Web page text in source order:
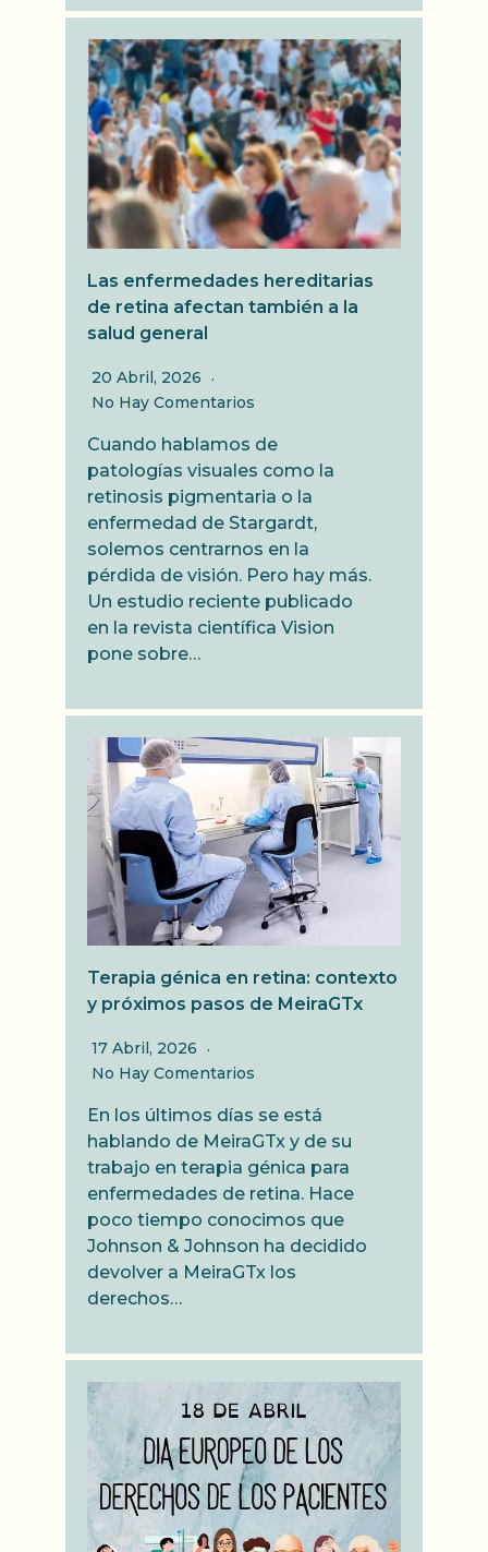
Las enfermedades hereditarias
de retina afectan también a la
salud general
20 Abril, 2026
No Hay Comentarios
Cuando hablamos de
patologías visuales como la
retinosis pigmentaria o la
enfermedad de Stargardt,
solemos centrarnos en la
pérdida de visión. Pero hay más.
Un estudio reciente publicado
en la revista científica Vision
pone sobre…
Terapia génica en retina: contexto
y próximos pasos de MeiraGTx
17 Abril, 2026
No Hay Comentarios
En los últimos días se está
hablando de MeiraGTx y de su
trabajo en terapia génica para
enfermedades de retina. Hace
poco tiempo conocimos que
Johnson & Johnson ha decidido
devolver a MeiraGTx los
derechos…